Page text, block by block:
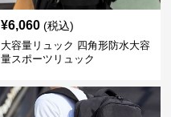
¥6,060 (税込)
大容量リュック 四角形防水大容
量スポーツリュック